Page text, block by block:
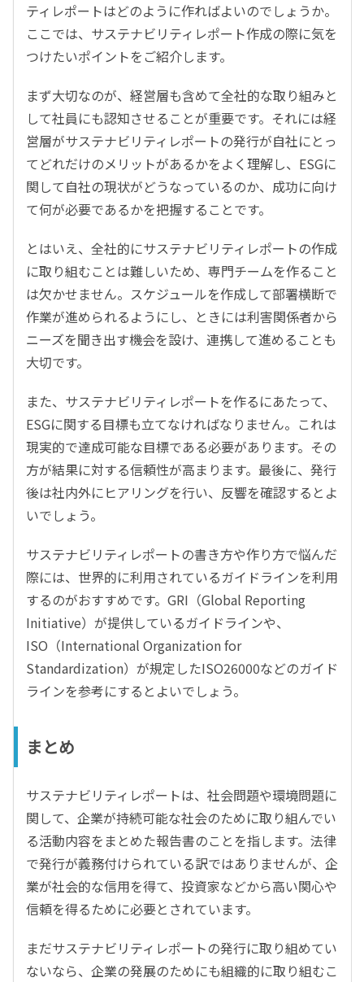
ティレポートはどのように作ればよいのでしょうか。
ここでは、サステナビリティレポート作成の際に気を
つけたいポイントをご紹介します。
まず大切なのが、経営層も含めて全社的な取り組みと
して社員にも認知させることが重要です。それには経
営層がサステナビリティレポートの発行が自社にとっ
てどれだけのメリットがあるかをよく理解し、ESGに
関して自社の現状がどうなっているのか、成功に向け
て何が必要であるかを把握することです。
とはいえ、全社的にサステナビリティレポートの作成
に取り組むことは難しいため、専門チームを作ること
は欠かせません。スケジュールを作成して部署横断で
作業が進められるようにし、ときには利害関係者から
ニーズを聞き出す機会を設け、連携して進めることも
大切です。
また、サステナビリティレポートを作るにあたって、
ESGに関する目標も立てなければなりません。これは
現実的で達成可能な目標である必要があります。その
方が結果に対する信頼性が高まります。最後に、発行
後は社内外にヒアリングを行い、反響を確認するとよ
いでしょう。
サステナビリティレポートの書き方や作り方で悩んだ
際には、世界的に利用されているガイドラインを利用
するのがおすすめです。GRI（Global Reporting
Initiative）が提供しているガイドラインや、
ISO（International Organization for
Standardization）が規定したISO26000などのガイド
ラインを参考にするとよいでしょう。
まとめ
サステナビリティレポートは、社会問題や環境問題に
関して、企業が持続可能な社会のために取り組んでい
る活動内容をまとめた報告書のことを指します。法律
で発行が義務付けられている訳ではありませんが、企
業が社会的な信用を得て、投資家などから高い関心や
信頼を得るために必要とされています。
まだサステナビリティレポートの発行に取り組めてい
ないなら、企業の発展のためにも組織的に取り組むこ